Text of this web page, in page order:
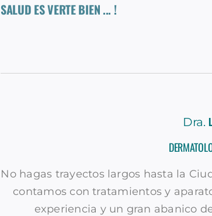
SALUD ES VERTE BIEN ... !
Dra.
No hagas trayectos largos hasta la
contamos con tratamientos y
experiencia y un gran abanico